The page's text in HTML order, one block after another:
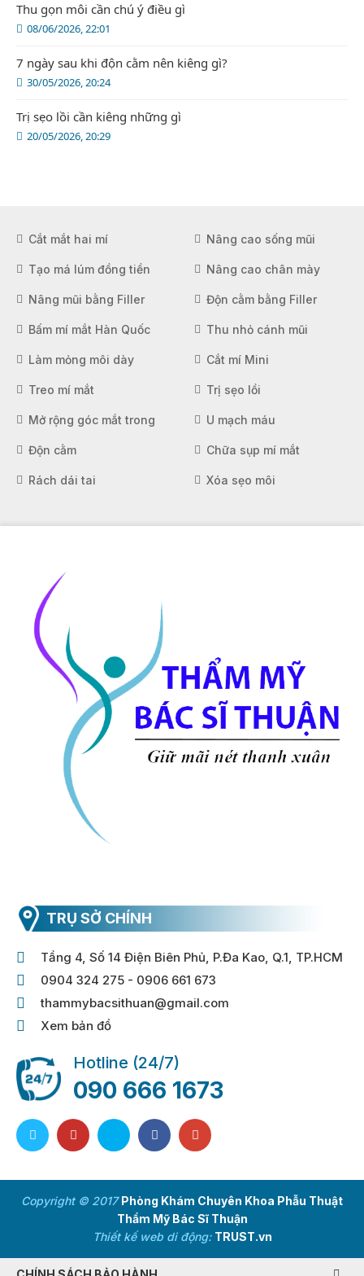
08/06/2026, 22:01
Thu gọn môi cần chú ý điều gì
30/05/2026, 20:24
7 ngày sau khi độn cằm nên kiêng gì?
20/05/2026, 20:29
Trị sẹo lồi cần kiêng những gì
Cắt mắt hai mí Nâng cao sống mũi
Tạo má lúm đồng tiền Nâng cao chân mày
Nâng mũi bằng Filler Độn cằm bằng Filler
Bấm mí mắt Hàn Quốc Thu nhỏ cánh mũi
Làm mỏng môi dày Cắt mí Mini
Treo mí mắt Trị sẹo lồi
Mở rộng góc mắt trong U mạch máu
Độn cằm Chữa sụp mí mắt
Rách dái tai Xóa sẹo môi
TRỤ SỞ CHÍNH
Tầng 4, Số 14 Điện Biên Phủ, P.Đa Kao, Q.1, TP.HCM
0904 324 275 - 0906 661 673
thammybacsithuan@gmail.com
Xem bản đồ
Hotline (24/7)
090 666 1673
Copyright © 2017 Phòng Khám Chuyên Khoa Phẫu Thuật
Thẩm Mỹ Bác Sĩ Thuận
Thiết kế web di động: TRUST.vn